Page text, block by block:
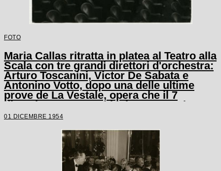
FOTO
Maria Callas ritratta in platea al Teatro alla
Scala con tre grandi direttori d'orchestra:
Arturo Toscanini, Victor De Sabata e
Antonino Votto, dopo una delle ultime
prove de La Vestale, opera che il 7
dicembre 1954 avrebbe inaugurato la
stagione lirica scaligera
01 DICEMBRE 1954